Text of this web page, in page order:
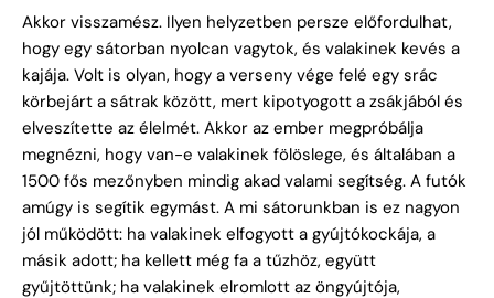
Akkor visszamész. Ilyen helyzetben persze előfordulhat,
hogy egy sátorban nyolcan vagytok, és valakinek kevés a
kajája. Volt is olyan, hogy a verseny vége felé egy srác
körbejárt a sátrak között, mert kipotyogott a zsákjából és
elveszítette az élelmét. Akkor az ember megpróbálja
megnézni, hogy van-e valakinek fölöslege, és általában a
1500 fős mezőnyben mindig akad valami segítség. A futók
amúgy is segítik egymást. A mi sátorunkban is ez nagyon
jól működött: ha valakinek elfogyott a gyújtókockája, a
másik adott; ha kellett még fa a tűzhöz, együtt
gyűjtöttünk; ha valakinek elromlott az öngyújtója,